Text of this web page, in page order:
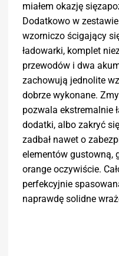
miałem okazję
Dodatkowo w
wzorniczo ścigający
ładowarki, komplet
przewodów i dwa
zachowują jednolite
dobrze wykonane.
pozwala ekstremalnie
dodatki, albo zakryć
zadbał nawet o
elementów gustowną,
orange oczywiście.
perfekcyjnie
naprawdę solidne